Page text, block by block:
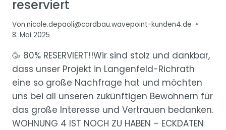
reserviert
Von nicole.depaoli@cardbau.wavepoint-kunden4.de
8. Mai 2025
🥳 80% RESERVIERT!!Wir sind stolz und dankbar,
dass unser Projekt in Langenfeld-Richrath
eine so große Nachfrage hat und möchten
uns bei all unseren zukünftigen Bewohnern für
das große Interesse und Vertrauen bedanken.
WOHNUNG 4 IST NOCH ZU HABEN – ECKDATEN